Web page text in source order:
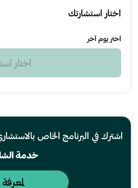
اختار استشارتك
اختر يوم آخر
اختار
اشترك في البرنامج الخاص
خدمة الشات
لمعرفة